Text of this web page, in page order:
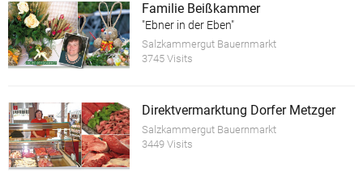
Familie Beißkammer
"Ebner in der Eben"
Salzkammergut Bauernmarkt
3745 Visits
Direktvermarktung Dorfer Metzger
Salzkammergut Bauernmarkt
3449 Visits